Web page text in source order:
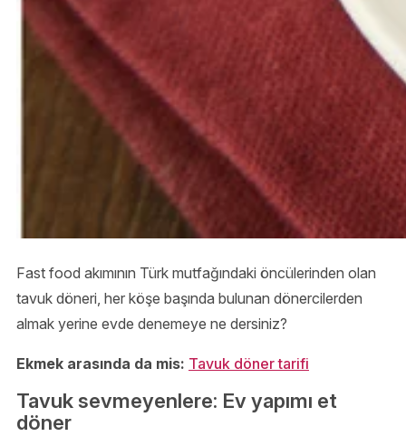
Fast food akımının Türk mutfağındaki öncülerinden olan
tavuk döneri, her köşe başında bulunan dönercilerden
almak yerine evde denemeye ne dersiniz?
Ekmek arasında da mis: Tavuk döner tarifi
Tavuk sevmeyenlere: Ev yapımı et
döner